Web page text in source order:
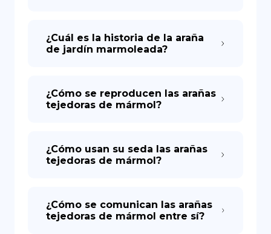
¿Cuál es la historia de la araña
de jardín marmoleada?
¿Cómo se reproducen las arañas
tejedoras de mármol?
¿Cómo usan su seda las arañas
tejedoras de mármol?
¿Cómo se comunican las arañas
tejedoras de mármol entre sí?